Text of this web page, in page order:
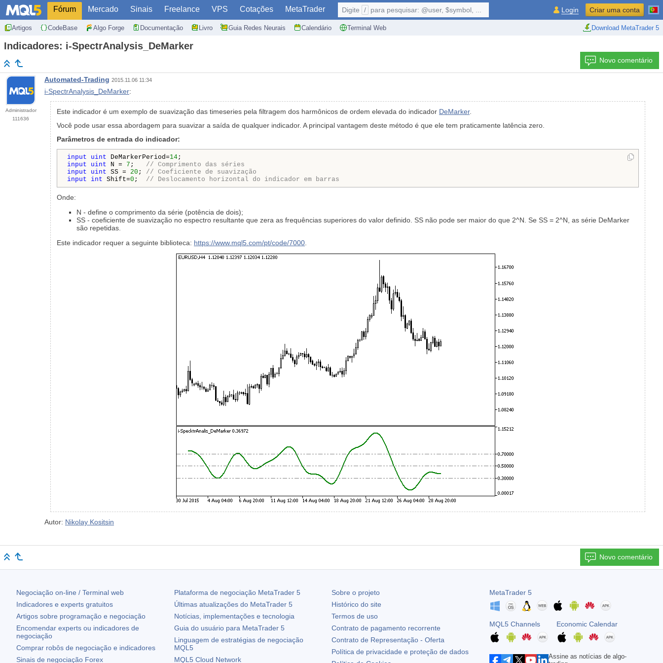
Fórum Mercado Sinais Freelance VPS Cotações MetaTrader
Artigos CodeBase Algo Forge Documentação Livro Guia Redes Neurais Calendário Terminal Web Download MetaTrader 5
Digite / para pesquisar: @user, $symbol, ... Login Criar uma conta
Indicadores: i-SpectrAnalysis_DeMarker
Novo comentário
Administrador
111636
Automated-Trading 2015.11.06 11:34
i-SpectrAnalysis_DeMarker:
Este indicador é um exemplo de suavização das timeseries pela filtragem dos harmônicos de ordem elevada do indicador DeMarker.
Você pode usar essa abordagem para suavizar a saída de qualquer indicador. A principal vantagem deste método é que ele tem praticamente latência zero.
Parâmetros de entrada do indicador:
input uint DeMarkerPeriod=14
input
uint N = 7 ; // Comprimento das séries
input
uint SS = 20 ; // Coeficiente de suavização
input
int Shift=0 ; // Deslocamento horizontal do indicador em barras
Onde:
N - define o comprimento da série (potência de dois);
SS - coeficiente de suavização no espectro resultante que zera as frequências superiores do valor definido. SS não pode ser maior do que 2^N. Se SS = 2^N, as série DeMarker
são repetidas.
Este indicador requer a seguinte biblioteca: https://www.mql5.com/pt/code/7000.
Autor: Nikolay Kositsin
Novo comentário
Negociação on-line / Terminal web
Indicadores e experts gratuitos
Artigos sobre programação e negociação
Encomendar experts ou indicadores de
negociação
Comprar robôs de negociação e indicadores
Sinais de negociação Forex
Plataforma de negociação MetaTrader 5
Últimas atualizações do MetaTrader 5
Notícias, implementações e tecnologia
Guia do usuário para MetaTrader 5
Linguagem de estratégias de negociação
MQL5
MQL5 Cloud Network
Sobre o projeto
Histórico do site
Termos de uso
Contrato de pagamento recorrente
Contrato de Representação - Oferta
Política de privacidade e proteção de dados
MetaTrader 5
MQL5 Channels Economic Calendar
Assine as notícias de algo-